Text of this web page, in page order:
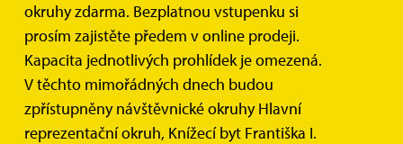
okruhy zdarma. Bezplatnou vstupenku si
prosím zajistěte předem v online prodeji.
Kapacita jednotlivých prohlídek je omezená.
V těchto mimořádných dnech budou
zpřístupněny návštěvnické okruhy Hlavní
reprezentační okruh, Knížecí byt Františka I.
Dárkové poukazy
Darujte svým blízkým zážitek. Naplánujte jim výlet na
památku!
Originální dárek pro každou příležitost. Dárek, který potěší